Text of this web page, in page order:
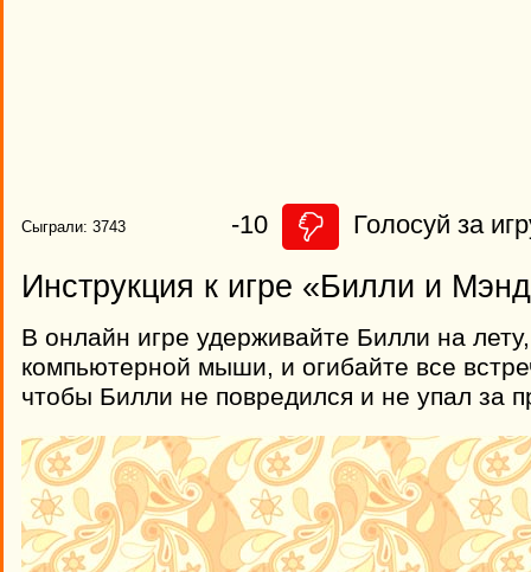
Сыграли: 3743 -10 Голосуй за
Инструкция к игре «Билли и
В онлайн игре удерживайте Билли на
компьютерной мыши, и огибайте все
чтобы Билли не повредился и не упал за